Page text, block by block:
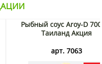
Рыбный соус Aroy-D
Таиланд Акция
арт. 7063